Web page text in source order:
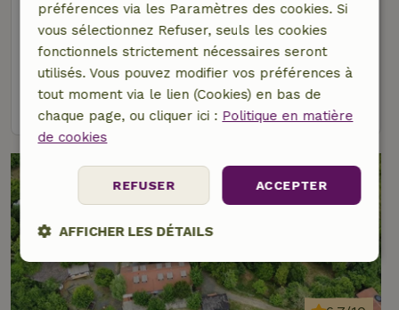
Maison nature à Dolceacqua
Ligurie, Italie
9 personnes2 Chambres à coucher
voir
préférences via les Paramètres des cookies. Si
vous sélectionnez Refuser, seuls les cookies
fonctionnels strictement nécessaires seront
utilisés. Vous pouvez modifier vos préférences à
tout moment via le lien (Cookies) en bas de
chaque page, ou cliquer ici : Politique en matière
de cookies
ACCEPTER
REFUSER
AFFICHER LES DÉTAILS
Strictement
nécessaires
Performance Ciblage